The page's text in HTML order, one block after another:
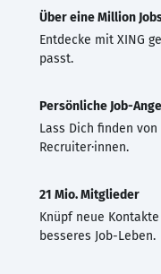
Über eine Million
Entdecke mit XING
passt.
Persönliche Job-
Lass Dich finden
Recruiter·innen.
21 Mio. Mitglieder
Knüpf neue
besseres Job-Leben.